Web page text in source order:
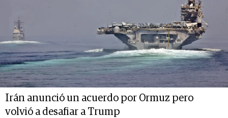
Irán anunció un acuerdo por Ormuz pero
volvió a desafiar a Trump